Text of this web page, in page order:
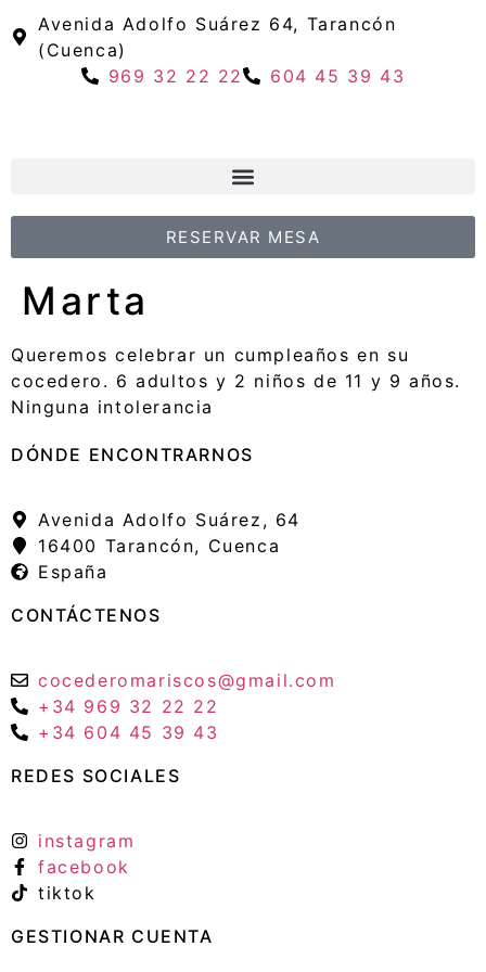
Avenida Adolfo Suárez 64, Tarancón
(Cuenca)
969 32 22 22
604 45 39 43
RESERVAR MESA
Marta
Queremos celebrar un cumpleaños en su
cocedero. 6 adultos y 2 niños de 11 y 9 años.
Ninguna intolerancia
DÓNDE ENCONTRARNOS
Avenida Adolfo Suárez, 64
16400 Tarancón, Cuenca
España
CONTÁCTENOS
cocederomariscos@gmail.com
+34 969 32 22 22
+34 604 45 39 43
REDES SOCIALES
instagram
facebook
tiktok
GESTIONAR CUENTA